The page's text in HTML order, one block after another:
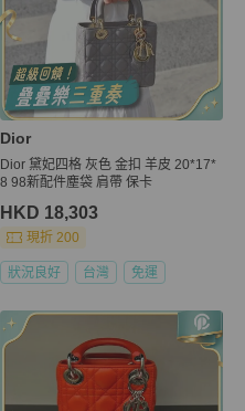
Dior
Dior 黛妃四格 灰色 金扣 羊皮 20*17*
8 98新配件塵袋 肩帶 保卡
HKD 18,303
現折 200
狀況良好 台灣 免運